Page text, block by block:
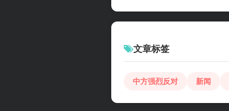
文章标签
中方强烈反对 新闻